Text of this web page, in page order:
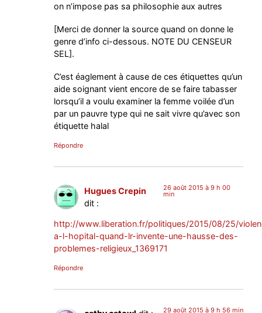
on n’impose pas sa philosophie aux autres
[Merci de donner la source quand on donne le
genre d’info ci-dessous. NOTE DU CENSEUR
SEL].
C’est éaglement à cause de ces étiquettes qu’un
aide soignant vient encore de se faire tabasser
lorsqu’il a voulu examiner la femme voilée d’un
par un pauvre type qui ne sait vivre qu’avec son
étiquette halal
Répondre
Hugues Crepin
dit :
26 août 2015 à 9 h 00
min
http://www.liberation.fr/politiques/2015/08/25/
a-l-hopital-quand-lr-invente-une-hausse-des-
problemes-religieux_1369171
Répondre
29 août 2015 à 9 h 56 min